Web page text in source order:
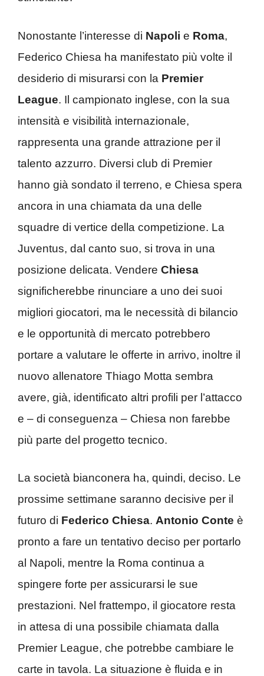
Nonostante l’interesse di Napoli e Roma,
Federico Chiesa ha manifestato più volte il
desiderio di misurarsi con la Premier
League. Il campionato inglese, con la sua
intensità e visibilità internazionale,
rappresenta una grande attrazione per il
talento azzurro. Diversi club di Premier
hanno già sondato il terreno, e Chiesa spera
ancora in una chiamata da una delle
squadre di vertice della competizione. La
Juventus, dal canto suo, si trova in una
posizione delicata. Vendere Chiesa
significherebbe rinunciare a uno dei suoi
migliori giocatori, ma le necessità di bilancio
e le opportunità di mercato potrebbero
portare a valutare le offerte in arrivo, inoltre il
nuovo allenatore Thiago Motta sembra
avere, già, identificato altri profili per l’attacco
e – di conseguenza – Chiesa non farebbe
più parte del progetto tecnico.
La società bianconera ha, quindi, deciso. Le
prossime settimane saranno decisive per il
futuro di Federico Chiesa. Antonio Conte è
pronto a fare un tentativo deciso per portarlo
al Napoli, mentre la Roma continua a
spingere forte per assicurarsi le sue
prestazioni. Nel frattempo, il giocatore resta
in attesa di una possibile chiamata dalla
Premier League, che potrebbe cambiare le
carte in tavola. La situazione è fluida e in